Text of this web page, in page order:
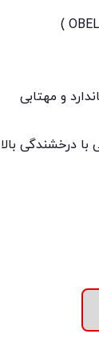
و مهتابی
درخشندگی بالا